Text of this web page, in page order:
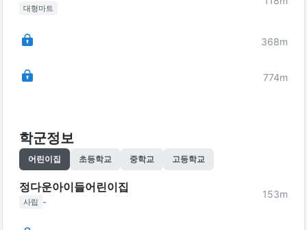
대형마트
368m
774m
학군정보
어린이집 초등학교 중학교 고등학교
정다운아이들어린이집
사립 -
153m